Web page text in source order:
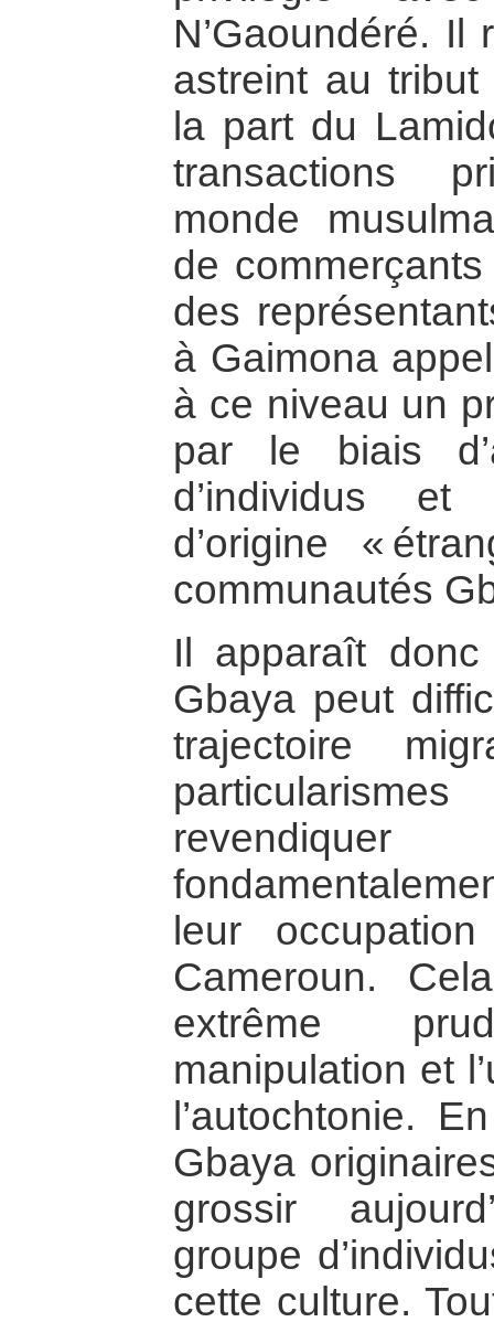
N’Gaoundéré.
astreint au
la part du
transactions
monde
de
des
à Gaimona
à ce niveau un
par le biais
d’individus
d’origine «
communautés
Il apparaît
Gbaya peut
trajectoire
revendiquer
leur
Cameroun.
extrême
manipulation et
l’autochtonie.
Gbaya
grossir
groupe
cette culture.